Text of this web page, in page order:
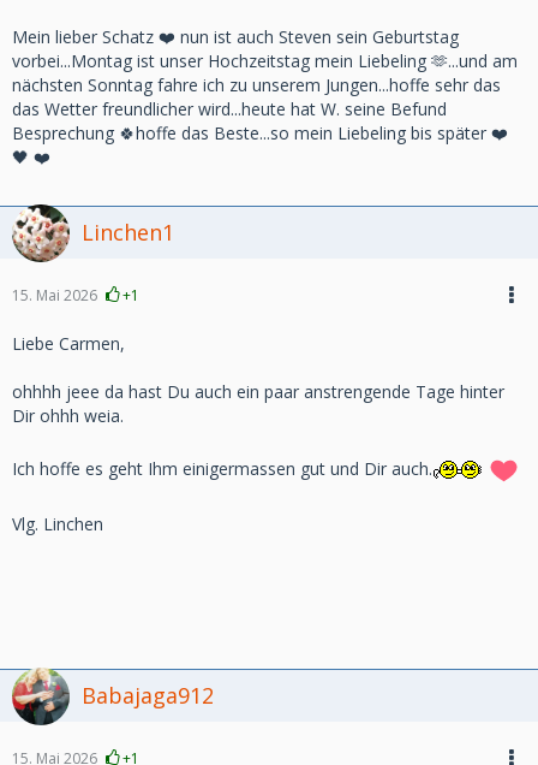
Mein lieber Schatz ❤️ nun ist auch Steven sein Geburtstag
vorbei...Montag ist unser Hochzeitstag mein Liebeling 🫶...und am
nächsten Sonntag fahre ich zu unserem Jungen...hoffe sehr das
das Wetter freundlicher wird...heute hat W. seine Befund
Besprechung 🍀hoffe das Beste...so mein Liebeling bis später ❤️
🖤 ❤️
Linchen1
15. Mai 2026 +1
Liebe Carmen,
ohhhh jeee da hast Du auch ein paar anstrengende Tage hinter
Dir ohhh weia.
Ich hoffe es geht Ihm einigermassen gut und Dir auch.
Vlg. Linchen
Babajaga912
15. Mai 2026 +1